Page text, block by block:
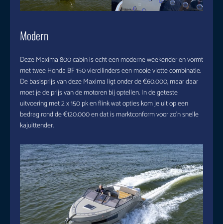
Modern
Deze Maxima 800 cabin is echt een moderne weekender en vormt
met twee Honda BF 150 viercilinders een mooie vlotte combinatie.
De basisprijs van deze Maxima ligt onder de €60.000, maar daar
moet je de prijs van de motoren bij optellen. In de geteste
uitvoering met 2 x 150 pk en flink wat opties kom je uit op een
bedrag rond de €120.000 en dat is marktconform voor zo’n snelle
kajuittender.